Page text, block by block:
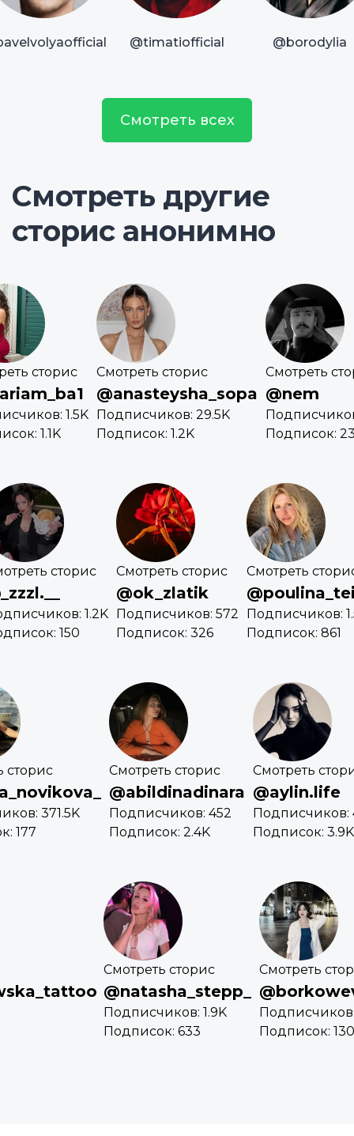
@timatiofficial @borodylia
Смотреть всех
Смотреть другие
сторис анонимно
сторис
1.5K
1.1K
Смотреть сторис
@anasteysha_sopa
Подписчиков: 29.5K
Подписок: 1.2K
Смотреть
@nem
Подписок:
сторис
1.2K
150
Смотреть сторис
@ok_zlatik
Подписчиков: 572
Подписок: 326
Смотреть
Подписчиков:
Подписок: 861
сторис
371.5K
177
Смотреть сторис
@abildinadinara
Подписчиков: 452
Подписок: 2.4K
Смотреть
@aylin.life
Подписчиков:
Подписок: 3.9K
Смотреть сторис
@natasha_stepp_
Подписчиков: 1.9K
Подписок: 633
Смотреть
Подписок: 130